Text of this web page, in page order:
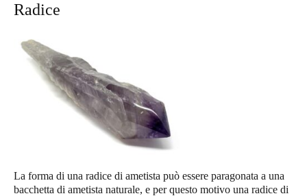
Radice
La forma di una radice di ametista può essere paragonata a una
bacchetta di ametista naturale, e per questo motivo una radice di